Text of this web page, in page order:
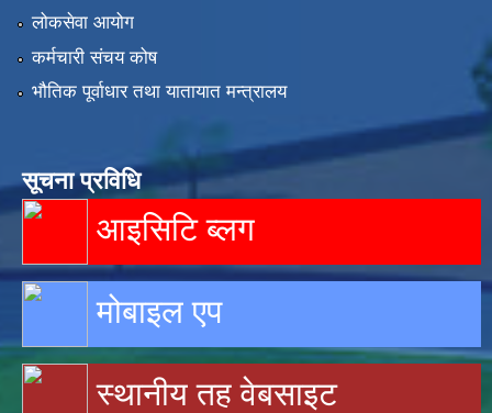
लोकसेवा आयोग
कर्मचारी संचय कोष
भौतिक पूर्वाधार तथा यातायात मन्त्रालय
सूचना प्रविधि
आइसिटि ब्लग
मोबाइल एप
स्थानीय तह वेबसाइट